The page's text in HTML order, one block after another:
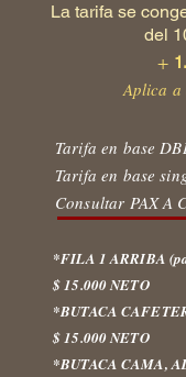
La tarifa se
del
Tarifa en base
Tarifa en base
Consultar PAX A
*FILA 1 ARRIBA
$ 15.000 NETO
*BUTACA
$ 15.000 NETO
*BUTACA CAMA,
+
Aplica a